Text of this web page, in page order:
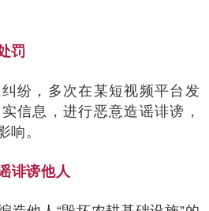
罚
纷，多次在某短视频平台发
信息，进行恶意造谣诽谤，
响。
诽谤他人